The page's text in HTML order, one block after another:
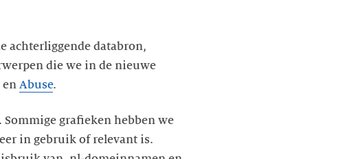
achterliggende databron,
die we in de nieuwe
en Abuse.
Sommige grafieken hebben we
in gebruik of relevant is.